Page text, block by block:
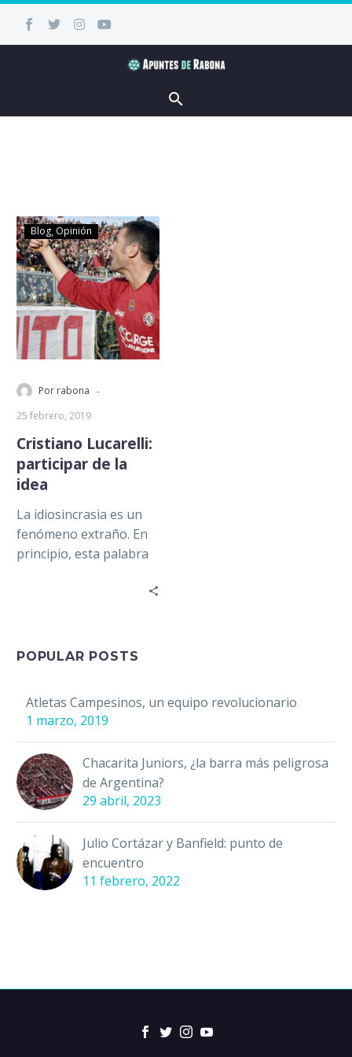
Blog Opinión
Por rabona -
25 febrero, 2019
Cristiano Lucarelli:
participar de la
idea
La idiosincrasia es un
fenómeno extraño. En
principio, esta palabra
POPULAR POSTS
Atletas Campesinos, un equipo revolucionario
1 marzo, 2019
Chacarita Juniors, ¿la barra más peligrosa
de Argentina?
29 abril, 2023
Julio Cortázar y Banfield: punto de
encuentro
11 febrero, 2022